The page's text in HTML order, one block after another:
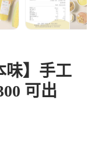
味】手工
可出